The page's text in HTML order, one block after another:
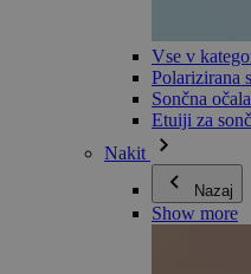
Vse v
Polarizirana
Sončna očala
Etuiji za
Nakit
Nazaj
Show more